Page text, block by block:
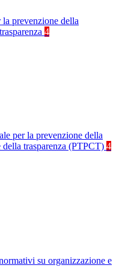
prevenzione della
4
per la prevenzione della
della trasparenza (PTPCT) 4
su organizzazione e